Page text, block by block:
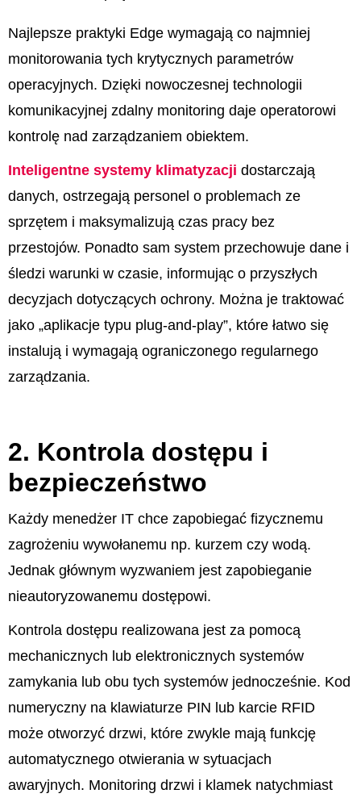
Najlepsze praktyki Edge wymagają co najmniej
monitorowania tych krytycznych parametrów
operacyjnych. Dzięki nowoczesnej technologii
komunikacyjnej zdalny monitoring daje operatorowi
kontrolę nad zarządzaniem obiektem.
Inteligentne systemy klimatyzacji dostarczają
danych, ostrzegają personel o problemach ze
sprzętem i maksymalizują czas pracy bez
przestojów. Ponadto sam system przechowuje dane i
śledzi warunki w czasie, informując o przyszłych
decyzjach dotyczących ochrony. Można je traktować
jako „aplikacje typu plug-and-play”, które łatwo się
instalują i wymagają ograniczonego regularnego
zarządzania.
2. Kontrola dostępu i
bezpieczeństwo
Każdy menedżer IT chce zapobiegać fizycznemu
zagrożeniu wywołanemu np. kurzem czy wodą.
Jednak głównym wyzwaniem jest zapobieganie
nieautoryzowanemu dostępowi.
Kontrola dostępu realizowana jest za pomocą
mechanicznych lub elektronicznych systemów
zamykania lub obu tych systemów jednocześnie. Kod
numeryczny na klawiaturze PIN lub karcie RFID
może otworzyć drzwi, które zwykle mają funkcję
automatycznego otwierania w sytuacjach
awaryjnych. Monitoring drzwi i klamek natychmiast